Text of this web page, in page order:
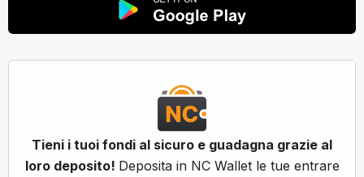
Tieni i tuoi fondi al sicuro e guadagna grazie al
loro deposito! Deposita in NC Wallet le tue entrare